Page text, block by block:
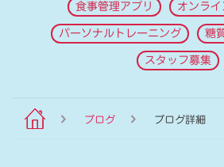
食事管理アプリ オンラ
パーソナルトレーニング 糖
スタッフ募集
ブログ ブログ詳細